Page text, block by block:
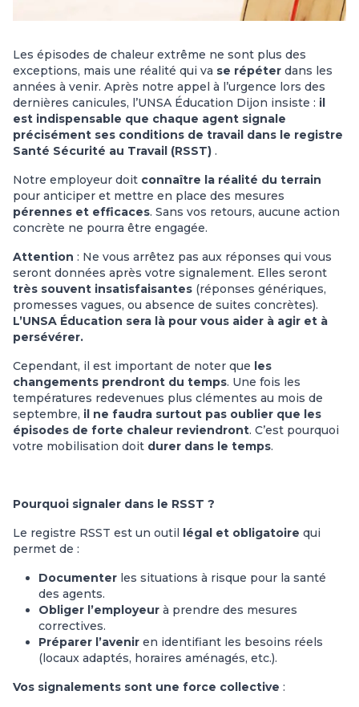
Les épisodes de chaleur extrême ne sont plus des
exceptions, mais une réalité qui va se répéter dans les
années à venir. Après notre appel à l’urgence lors des
dernières canicules, l’UNSA Éducation Dijon insiste : il
est indispensable que chaque agent signale
précisément ses conditions de travail dans le registre
Santé Sécurité au Travail (RSST) .
Notre employeur doit connaître la réalité du terrain
pour anticiper et mettre en place des mesures
pérennes et efficaces. Sans vos retours, aucune action
concrète ne pourra être engagée.
Attention : Ne vous arrêtez pas aux réponses qui vous
seront données après votre signalement. Elles seront
très souvent insatisfaisantes (réponses génériques,
promesses vagues, ou absence de suites concrètes).
L’UNSA Éducation sera là pour vous aider à agir et à
persévérer.
Cependant, il est important de noter que les
changements prendront du temps. Une fois les
températures redevenues plus clémentes au mois de
septembre, il ne faudra surtout pas oublier que les
épisodes de forte chaleur reviendront. C’est pourquoi
votre mobilisation doit durer dans le temps.
Pourquoi signaler dans le RSST ?
Le registre RSST est un outil légal et obligatoire qui
permet de :
Documenter les situations à risque pour la santé
des agents.
Obliger l’employeur à prendre des mesures
correctives.
Préparer l’avenir en identifiant les besoins réels
(locaux adaptés, horaires aménagés, etc.).
Vos signalements sont une force collective :